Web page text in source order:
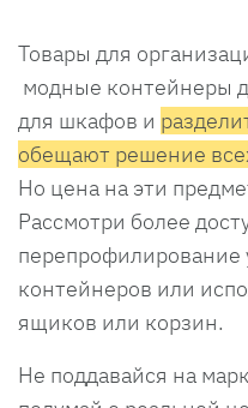
Товары для
модные контейнеры
для шкафов и
обещают решение
Но цена на эти
Рассмотри более
контейнеров или
ящиков или корзин.
Не поддавайся на